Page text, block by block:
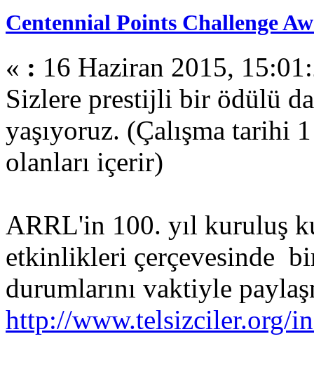
Centennial Points Challenge
« : 16 Haziran 2015,
Sizlere prestijli bir ödülü
yaşıyoruz. (Çalışma tarihi
olanları içerir)
ARRL'in 100. yıl kuruluş
etkinlikleri çerçevesinde
durumlarını vaktiyle
http://www.telsizciler.org/